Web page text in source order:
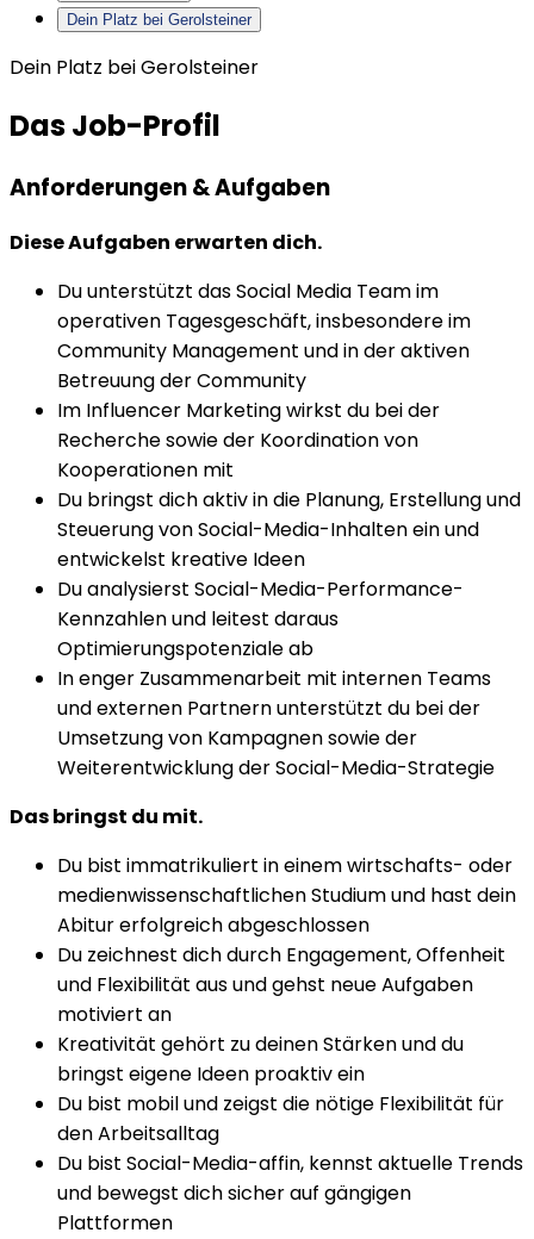
Dein Platz bei Gerolsteiner
Dein Platz bei Gerolsteiner
Das Job-Profil
Anforderungen & Aufgaben
Diese Aufgaben erwarten dich.
Du unterstützt das Social Media Team im
operativen Tagesgeschäft, insbesondere im
Community Management und in der aktiven
Betreuung der Community
Im Influencer Marketing wirkst du bei der
Recherche sowie der Koordination von
Kooperationen mit
Du bringst dich aktiv in die Planung, Erstellung und
Steuerung von Social-Media-Inhalten ein und
entwickelst kreative Ideen
Du analysierst Social-Media-Performance-
Kennzahlen und leitest daraus
Optimierungspotenziale ab
In enger Zusammenarbeit mit internen Teams
und externen Partnern unterstützt du bei der
Umsetzung von Kampagnen sowie der
Weiterentwicklung der Social-Media-Strategie
Das bringst du mit.
Du bist immatrikuliert in einem wirtschafts- oder
medienwissenschaftlichen Studium und hast dein
Abitur erfolgreich abgeschlossen
Du zeichnest dich durch Engagement, Offenheit
und Flexibilität aus und gehst neue Aufgaben
motiviert an
Kreativität gehört zu deinen Stärken und du
bringst eigene Ideen proaktiv ein
Du bist mobil und zeigst die nötige Flexibilität für
den Arbeitsalltag
Du bist Social-Media-affin, kennst aktuelle Trends
und bewegst dich sicher auf gängigen
Plattformen